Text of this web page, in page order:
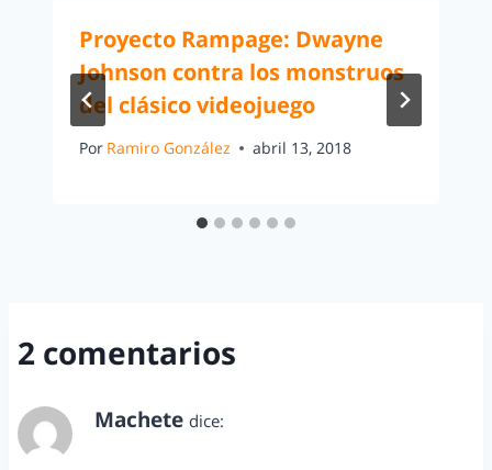
Proyecto Rampage: Dwayne
Johnson contra los monstruos
del clásico videojuego
Por Ramiro González abril 13, 2018
2 comentarios
Machete dice: